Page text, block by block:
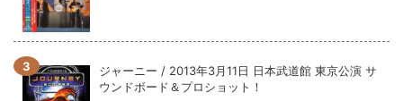
ジャーニー / 2013年3月11日 日本武道館 東京公演 サ
ウンドボード＆プロショット！